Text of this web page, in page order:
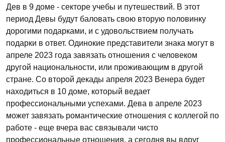
Дев в 9 доме - секторе учебы и путешествий. В этот
период Девы будут баловать свою вторую половинку
дорогими подарками, и с удовольствием получать
подарки в ответ. Одинокие представители знака могут в
апреле 2023 года завязать отношения с человеком
другой национальности, или проживающим в другой
стране. Со второй декады апреля 2023 Венера будет
находиться в 10 доме, который ведает
профессиональными успехами. Дева в апреле 2023
может завязать романтические отношения с коллегой по
работе - еще вчера вас связывали чисто
профессиональные отношения, а сегодня вы вдруг